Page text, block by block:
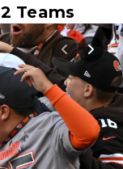
Teams